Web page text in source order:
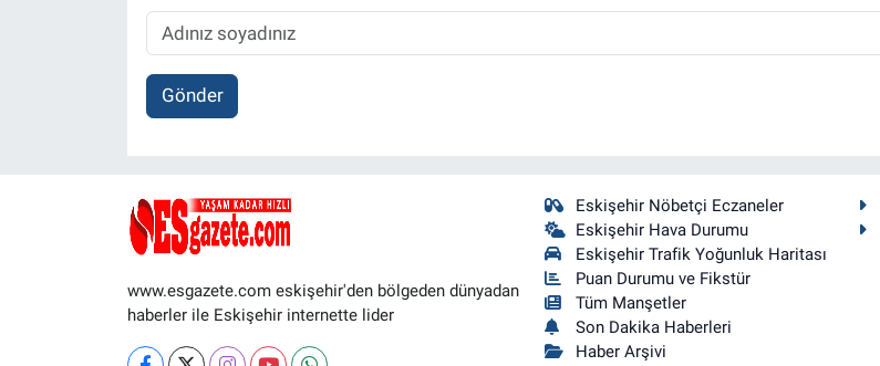
Gönder
www.esgazete.com eskişehir'den bölgeden dünyadan
haberler ile Eskişehir internette lider
Eskişehir Nöbetçi Eczaneler
Eskişehir Hava Durumu
Eskişehir Trafik Yoğunluk Haritası
Puan Durumu ve Fikstür
Tüm Manşetler
Son Dakika Haberleri
Haber Arşivi